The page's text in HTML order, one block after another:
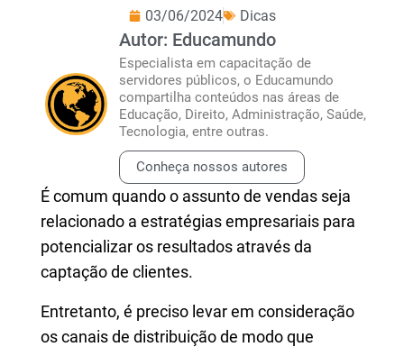
03/06/2024 Dicas
Autor: Educamundo
Especialista em capacitação de
servidores públicos, o Educamundo
compartilha conteúdos nas áreas de
Educação, Direito, Administração, Saúde,
Tecnologia, entre outras.
Conheça nossos autores
É comum quando o assunto de vendas seja
relacionado a estratégias empresariais para
potencializar os resultados através da
captação de clientes.
Entretanto, é preciso levar em consideração
os canais de distribuição de modo que